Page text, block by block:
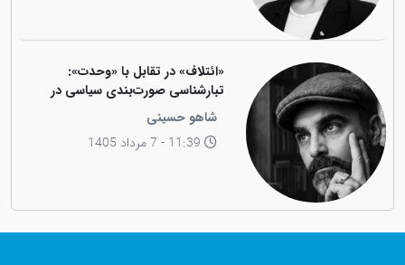
«ائتلاف» در تقابل با «وحدت»:
تبارشناسی صورت‌بندی سیاسی در
جامعه کوردی
شاهو حسینی